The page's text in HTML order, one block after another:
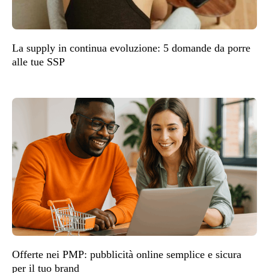
La supply in continua evoluzione: 5 domande da porre
alle tue SSP
Offerte nei PMP: pubblicità online semplice e sicura
per il tuo brand